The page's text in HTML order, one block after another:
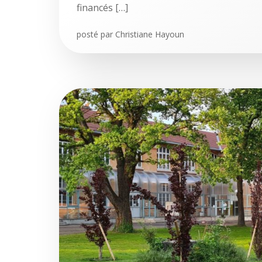
financés […]
posté par Christiane Hayoun